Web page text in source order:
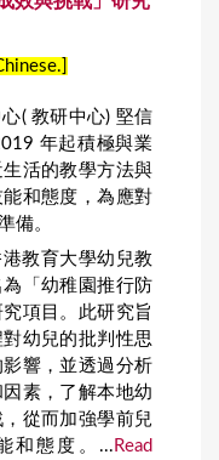
( 教研中心) 堅信
年起積極與業
活的教學方法與
和態度，為應對
備。
教育大學幼兒教
「幼稚園推行防
項目。此研究旨
幼兒的批判性思
響，並透過分析
素，了解本地幼
從而加強學前兒
和態度。...Read